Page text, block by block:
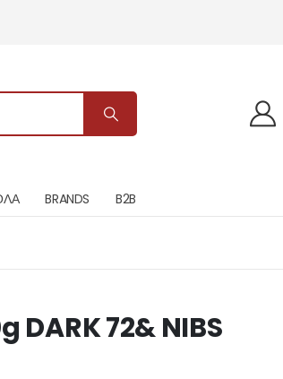
BRANDS B2B
DARK 72& NIBS